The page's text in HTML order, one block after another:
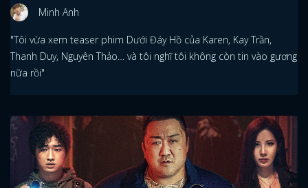
Minh Anh
"Tôi vừa xem teaser phim Dưới Đáy Hồ của Karen, Kay Trần,
Thanh Duy, Nguyên Thảo… và tôi nghĩ tôi không còn tin vào gương
nữa rồi"